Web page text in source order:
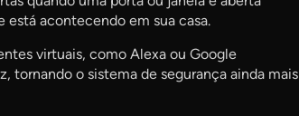
acontecendo em sua casa.
virtuais, como Alexa ou Google
tornando o sistema de segurança ainda mais